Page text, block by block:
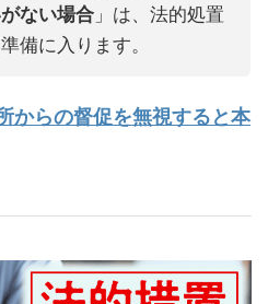
ない場合 」は、法的処置
備に入ります。
からの督促を無視すると本